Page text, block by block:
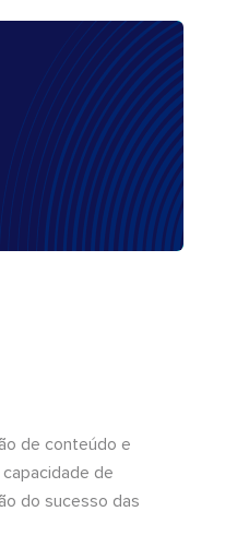
de conteúdo e
de
do sucesso das